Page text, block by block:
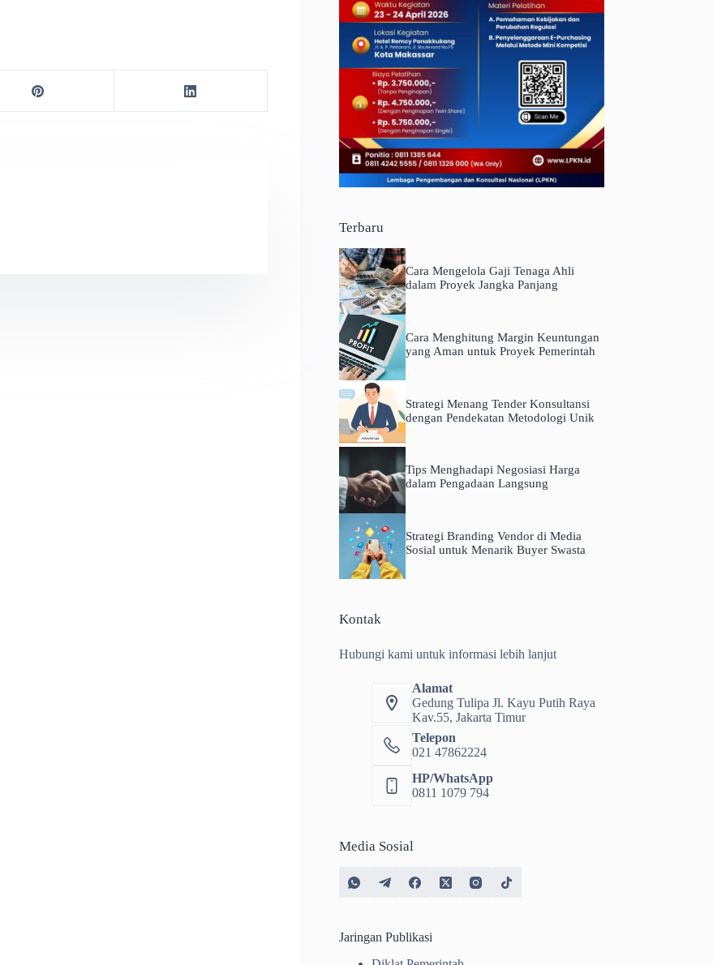
Terbaru
Cara Mengelola Gaji Tenaga Ahli
dalam Proyek Jangka Panjang
Cara Menghitung Margin Keuntungan
yang Aman untuk Proyek Pemerintah
Strategi Menang Tender Konsultansi
dengan Pendekatan Metodologi Unik
Tips Menghadapi Negosiasi Harga
dalam Pengadaan Langsung
Strategi Branding Vendor di Media
Sosial untuk Menarik Buyer Swasta
Kontak
Hubungi kami untuk informasi lebih lanjut
Alamat
Gedung Tulipa Jl. Kayu Putih Raya
Kav.55, Jakarta Timur
Telepon
021 47862224
HP/WhatsApp
0811 1079 794
Media Sosial
Jaringan Publikasi